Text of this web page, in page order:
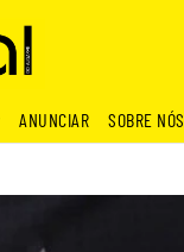
ANUNCIAR SOBRE NÓS